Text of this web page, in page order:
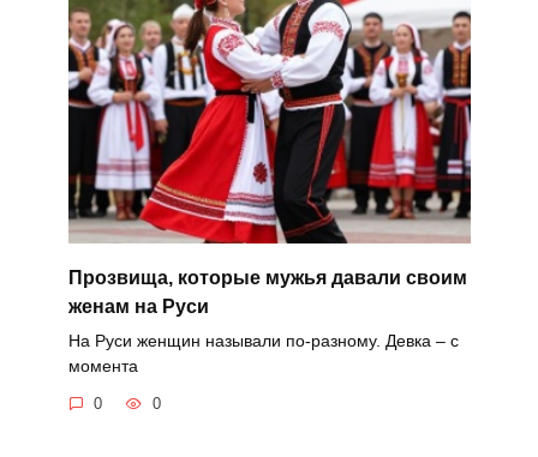
Прозвища, которые мужья давали своим
женам на Руси
На Руси женщин называли по-разному. Девка – с
момента
0 0